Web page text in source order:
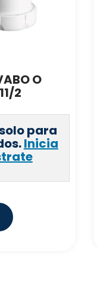
O
2
para
Inicia